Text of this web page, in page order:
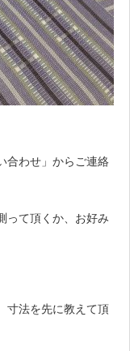
合わせ」からご連絡
って頂くか、お好み
寸法を先に教えて頂